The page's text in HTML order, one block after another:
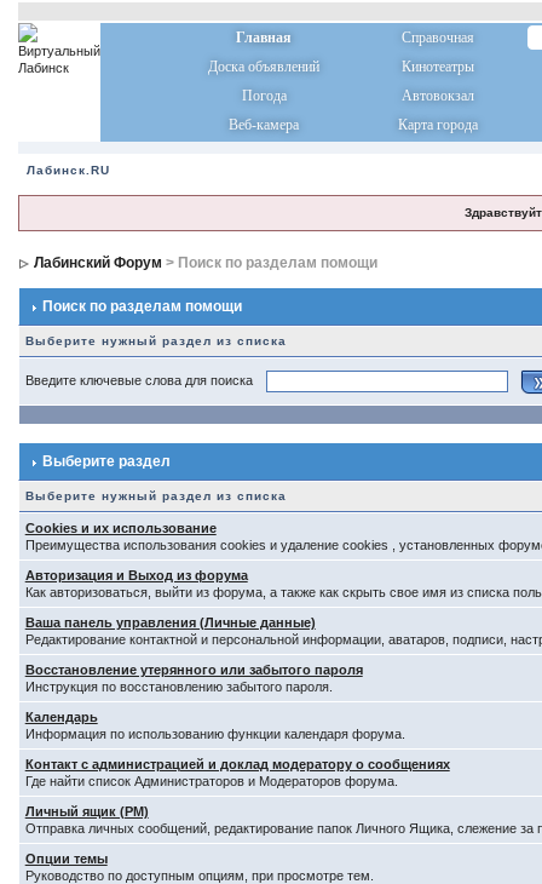
Главная
Справочная
Доска объявлений
Кинотеатры
Погода
Автовокзал
Веб-камера
Карта города
Лабинск.RU
Лабинский Форум > Поиск по разделам помощи
Поиск по разделам помощи
Выберите нужный раздел из списка
Введите ключевые слова для поиска
Выберите раздел
Выберите нужный раздел из списка
Cookies и их использование
Преимущества использования cookies и удаление cookies , установленных
Авторизация и Выход из форума
Как авторизоваться, выйти из форума, а также как скрыть свое имя из списка
Ваша панель управления (Личные данные)
Редактирование контактной и персональной информации, аватаров, подписи,
Восстановление утерянного или забытого пароля
Инструкция по восстановлению забытого пароля.
Календарь
Информация по использованию функции календаря форума.
Контакт с администрацией и доклад модератору о сообщениях
Где найти список Администраторов и Модераторов форума.
Личный ящик (PM)
Отправка личных сообщений, редактирование папок Личного Ящика, слежение
Опции темы
Руководство по доступным опциям, при просмотре тем.